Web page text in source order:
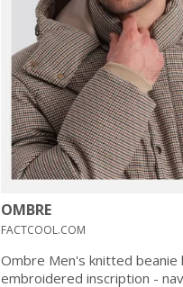
OMBRE
FACTCOOL.COM
Ombre Men's knitted beanie
embroidered inscription -